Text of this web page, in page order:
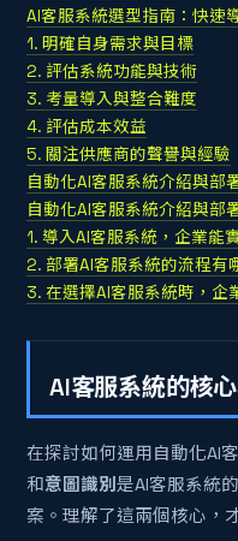
AI客服系統選型指南：快速
1. 明確自身需求與目標
2. 評估系統功能與技術
3. 考量導入與整合難度
4. 評估成本效益
5. 關注供應商的聲譽與經驗
自動化AI客服系統介紹與部
自動化AI客服系統介紹與部
1. 導入AI客服系統，企業能
2. 部署AI客服系統的流程有
3. 在選擇AI客服系統時，企
AI客服系統的核
在探討如何運用自動化AI
和意圖識別是AI客服系統
案。理解了這兩個核心，